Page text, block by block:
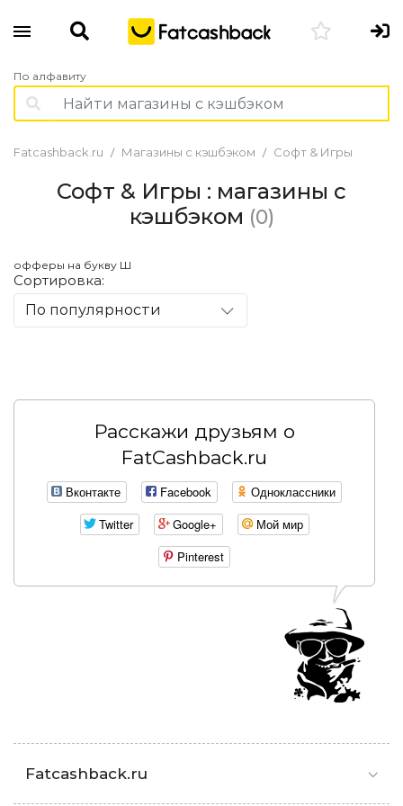
По алфавиту
Fatcashback.ru Магазины с кэшбэком Софт & Игры
Софт & Игры : магазины с
кэшбэком (0)
офферы на букву Ш
Сортировка:
По популярности
Расскажи друзьям о
FatCashback.ru
Вконтакте Facebook
Одноклассники
Twitter
Google+
Мой мир
Pinterest
Fatcashback.ru